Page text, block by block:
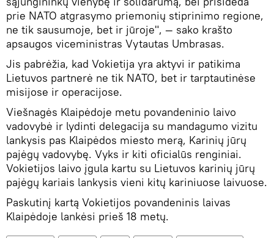
prie NATO atgrasymo priemonių stiprinimo regione,
ne tik sausumoje, bet ir jūroje", — sako krašto
apsaugos viceministras Vytautas Umbrasas.
Jis pabrėžia, kad Vokietija yra aktyvi ir patikima
Lietuvos partnerė ne tik NATO, bet ir tarptautinėse
misijose ir operacijose.
Viešnagės Klaipėdoje metu povandeninio laivo
vadovybė ir lydinti delegacija su mandagumo vizitu
lankysis pas Klaipėdos miesto merą, Karinių jūrų
pajėgų vadovybę. Vyks ir kiti oficialūs renginiai.
Vokietijos laivo įgula kartu su Lietuvos karinių jūrų
pajėgų kariais lankysis vieni kitų kariniuose laivuose.
Paskutinį kartą Vokietijos povandeninis laivas
Klaipėdoje lankėsi prieš 18 metų.